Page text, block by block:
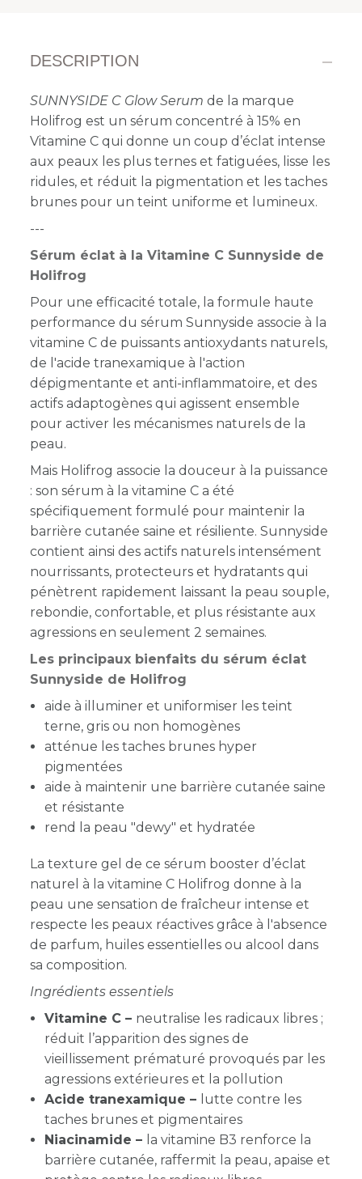
DESCRIPTION
SUNNYSIDE C Glow Serum de la marque
Holifrog est un sérum concentré à 15% en
Vitamine C qui donne un coup d’éclat intense
aux peaux les plus ternes et fatiguées, lisse les
ridules, et réduit la pigmentation et les taches
brunes pour un teint uniforme et lumineux.
---
Sérum éclat à la Vitamine C Sunnyside de
Holifrog
Pour une efficacité totale, la formule haute
performance du sérum Sunnyside associe à la
vitamine C de puissants antioxydants naturels,
de l'acide tranexamique à l'action
dépigmentante et anti-inflammatoire, et des
actifs adaptogènes qui agissent ensemble
pour activer les mécanismes naturels de la
peau.
Mais Holifrog associe la douceur à la puissance
: son sérum à la vitamine C a été
spécifiquement formulé pour maintenir la
barrière cutanée saine et résiliente. Sunnyside
contient ainsi des actifs naturels intensément
nourrissants, protecteurs et hydratants qui
pénètrent rapidement laissant la peau souple,
rebondie, confortable, et plus résistante aux
agressions en seulement 2 semaines.
Les principaux bienfaits du sérum éclat
Sunnyside de Holifrog
aide à illuminer et uniformiser les teint
terne, gris ou non homogènes
atténue les taches brunes hyper
pigmentées
aide à maintenir une barrière cutanée saine
et résistante
rend la peau "dewy" et hydratée
La texture gel de ce sérum booster d’éclat
naturel à la vitamine C Holifrog donne à la
peau une sensation de fraîcheur intense et
respecte les peaux réactives grâce à l'absence
de parfum, huiles essentielles ou alcool dans
sa composition.
Ingrédients essentiels
Vitamine C – neutralise les radicaux libres ;
réduit l’apparition des signes de
vieillissement prématuré provoqués par les
agressions extérieures et la pollution
Acide tranexamique – lutte contre les
taches brunes et pigmentaires
Niacinamide – la vitamine B3 renforce la
barrière cutanée, raffermit la peau, apaise et